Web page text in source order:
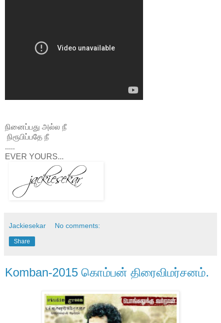
நினைப்பது அல்ல நீ
நிரூபிப்பதே நீ
.....
EVER YOURS...
Jackiesekar No comments:
Share
Komban-2015 கொம்பன் திரைவிமர்சனம்.